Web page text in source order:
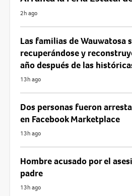
2h ago
Las familias de Wauwatosa
recuperándose y
año después de las
13h ago
Dos personas fueron
en Facebook Marketplace
13h ago
Hombre acusado por el
padre
13h ago